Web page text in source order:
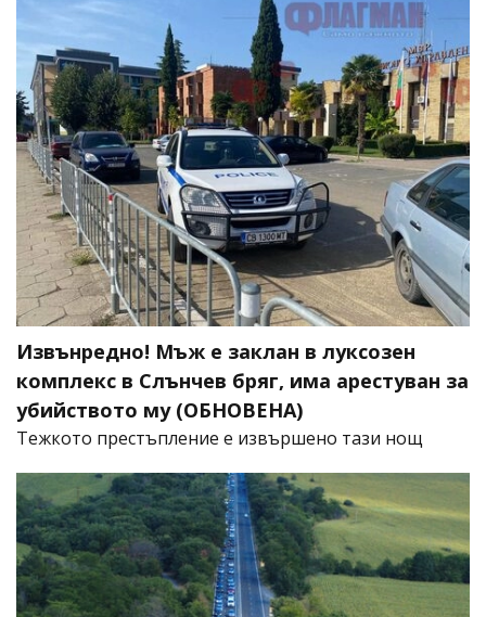
Извънредно! Мъж е заклан в луксозен
комплекс в Слънчев бряг, има арестуван за
убийството му (ОБНОВЕНА)
​Тежкото престъпление е извършено тази нощ